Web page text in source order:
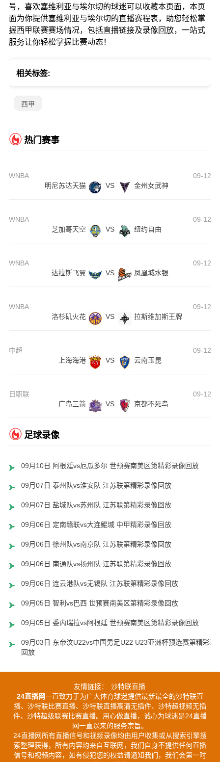
号，喜欢塞维利亚与埃尔切的球迷可以收藏本页面，本页
面为你提供塞维利亚与埃尔切的直播赛程表，助您轻松掌
握西甲联赛赛场情况，包括直播链接及录像回放，一站式
服务让你轻松掌握比赛动态！
相关标签:
西甲
热门赛事
WNBA
09-12
明尼苏达天猫
VS 金州女武神
WNBA
09-12
芝加哥天空
VS 纽约自由
WNBA
09-12
达拉斯飞翼
VS 凤凰城水银
WNBA
09-12
洛杉矶火花
VS 拉斯维加斯王牌
中超
09-12
上海海港
VS 云南玉昆
日职联
09-12
广岛三箭
VS 京都不死鸟
足球录像
09月10日 阿根廷vs厄瓜多尔 世预赛南美区第精彩录像回放
09月07日 泰州队vs淮安队 江苏联第精彩录像回放
09月07日 盐城队vs苏州队 江苏联第精彩录像回放
09月06日 定南赣联vs大连鲲城 中甲精彩录像回放
09月06日 徐州队vs南京队 江苏联第精彩录像回放
09月06日 南通队vs扬州队 江苏联第精彩录像回放
09月06日 连云港队vs无锡队 江苏联第精彩录像回放
09月05日 智利vs巴西 世预赛南美区第精彩录像回放
09月05日 委内瑞拉vs阿根廷 世预赛南美区第精彩录像回放
09月03日 东帝汶U22vs中国男足U22 U23亚洲杯预选赛第精彩录
回放
友情链接：
沙特联直播
24直播网一直致力于为广大体育球迷提供最新最全的沙特联直
播、沙特联比赛直播、沙特联直播高清无插件、沙特超视频无插
件、沙特超级联赛比赛直播。用心做直播，诚心为球迷是24直播
网一直以来的服务宗旨。
24直播网所有直播信号和视频录像均由用户收集或从搜索引擎搜
索整理获得，所有内容均来自互联网，我们自身不提供任何直播
信号和视频内容，如有侵犯您的权益请通知我们，我们会第一时